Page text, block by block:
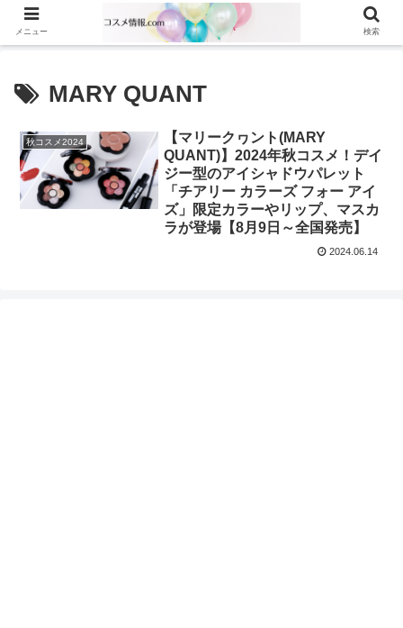
MARY QUANT
秋コスメ2024
【マリークヮント(MARY
QUANT)】2024年秋コスメ！デイ
ジー型のアイシャドウパレット
「チアリー カラーズ フォー アイ
ズ」限定カラーやリップ、マスカ
ラが登場【8月9日～全国発売】
2024.06.14
メニュー 検索